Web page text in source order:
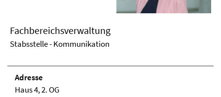
Fachbereichsverwaltung
Stabsstelle - Kommunikation
Adresse
Haus 4, 2. OG